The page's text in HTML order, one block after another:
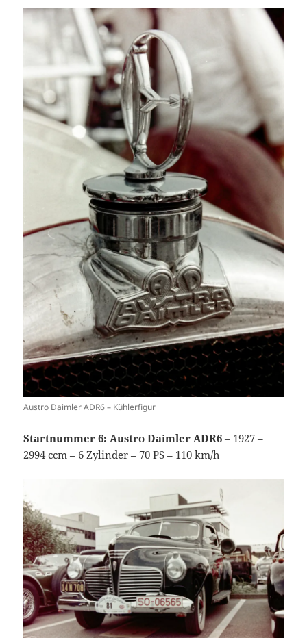
Austro Daimler ADR6 – Kühlerfigur
Startnummer 6: Austro Daimler ADR6 – 1927 –
2994 ccm – 6 Zylinder – 70 PS – 110 km/h